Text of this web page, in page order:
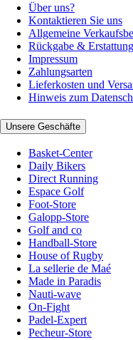
Über uns?
Kontaktieren Sie uns
Allgemeine
Rückgabe & Erstattung
Impressum
Zahlungsarten
Lieferkosten und
Hinweis zum
Unsere Geschäfte
Basket-Center
Daily Bikers
Direct Running
Espace Golf
Foot-Store
Galopp-Store
Golf and co
Handball-Store
House of Rugby
La sellerie de Maé
Made in Paradis
Nauti-wave
On-Fight
Padel-Expert
Pecheur-Store